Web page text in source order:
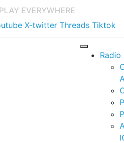
PLAY EVERYWHERE
X-twitter Threads Tiktok
Radio